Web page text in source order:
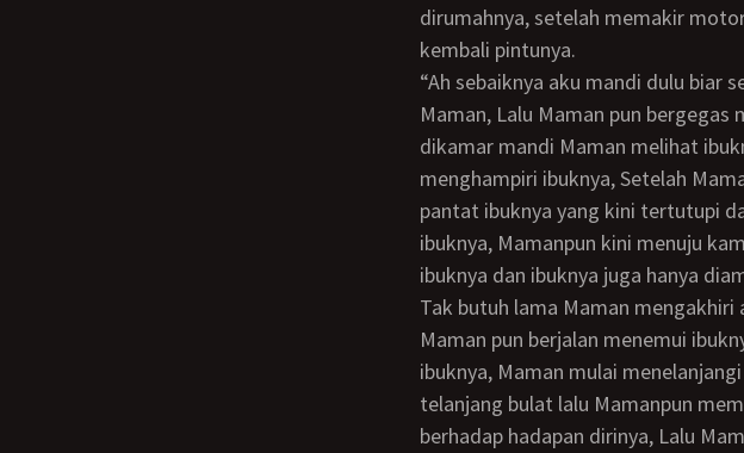
dirumahnya, setelah memakir
kembali pintunya.
“Ah sebaiknya aku mandi dulu biar seger dan setelah itu ngentu ibuk lagi” Gumam
Maman, Lalu Maman pun
dikamar mandi Maman melihat
menghampiri ibuknya, Setelah
pantat ibuknya yang kini tertutupi
ibuknya, Mamanpun kini menuju
ibuknya dan ibuknya juga hanya
Tak butuh lama Maman mengakhiri acara mandinya, dan hanya memakai cd saja
Maman pun berjalan menemui
ibuknya, Maman mulai
telanjang bulat lalu Mamanpun
berhadap hadapan dirinya, Lalu